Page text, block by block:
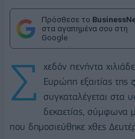
Πρόσθεσε το
στα αγαπημένα σου στη
Google
Σ
χεδόν πενήντα
Ευρώπη εξαιτίας της
συγκαταλέγεται στα
δεκαετίας, σύμφωνα
που δημοσιεύθηκε χθες